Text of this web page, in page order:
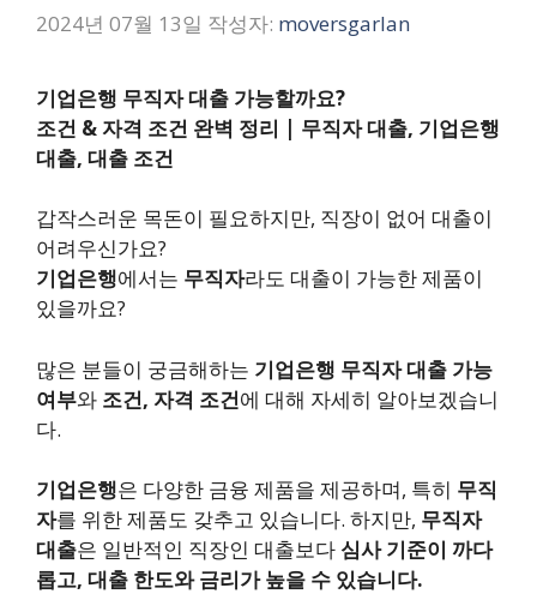
2024년 07월 13일 작성자: moversgarlan
기업은행 무직자 대출 가능할까요?
조건 & 자격 조건 완벽 정리 | 무직자 대출, 기업은행
대출, 대출 조건
갑작스러운 목돈이 필요하지만, 직장이 없어 대출이
어려우신가요?
기업은행에서는 무직자라도 대출이 가능한 제품이
있을까요?
많은 분들이 궁금해하는 기업은행 무직자 대출 가능
여부와 조건, 자격 조건에 대해 자세히 알아보겠습니
다.
기업은행은 다양한 금융 제품을 제공하며, 특히 무직
자를 위한 제품도 갖추고 있습니다. 하지만, 무직자
대출은 일반적인 직장인 대출보다 심사 기준이 까다
롭고, 대출 한도와 금리가 높을 수 있습니다.